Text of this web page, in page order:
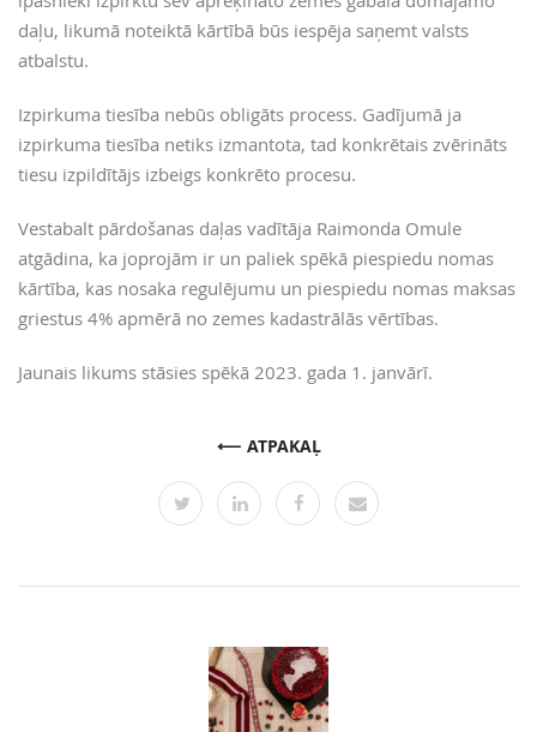
daļu, likumā noteiktā kārtībā būs iespēja saņemt valsts
atbalstu.
Izpirkuma tiesība nebūs obligāts process. Gadījumā ja
izpirkuma tiesība netiks izmantota, tad konkrētais zvērināts
tiesu izpildītājs izbeigs konkrēto procesu.
Vestabalt pārdošanas daļas vadītāja Raimonda Omule
atgādina, ka joprojām ir un paliek spēkā piespiedu nomas
kārtība, kas nosaka regulējumu un piespiedu nomas maksas
griestus 4% apmērā no zemes kadastrālās vērtības.
Jaunais likums stāsies spēkā 2023. gada 1. janvārī.
ATPAKAĻ